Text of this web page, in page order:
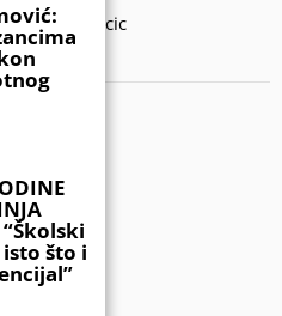
Amar SIjercic
“Školski
što i